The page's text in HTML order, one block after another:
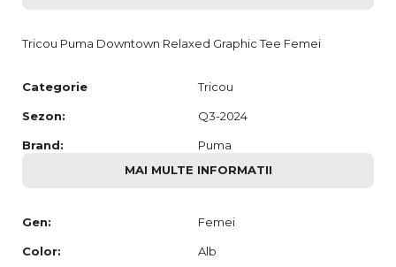
Tricou Puma Downtown Relaxed Graphic Tee Femei
Categorie Tricou
Sezon: Q3-2024
Brand:
Puma
MAI MULTE INFORMATII
Gen: Femei
Color: Alb